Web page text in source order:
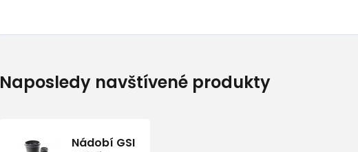
Naposledy navštívené produkty
Nádobí GSI